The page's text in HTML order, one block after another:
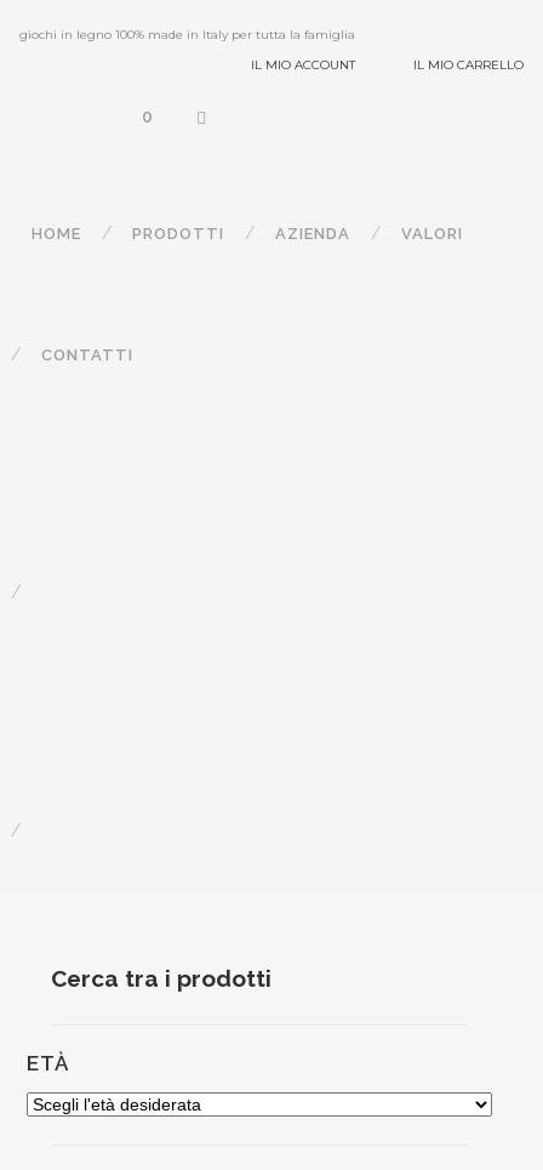
giochi in legno 100% made in Italy per tutta la famiglia
IL MIO ACCOUNT
IL MIO CARRELLO
0
HOME PRODOTTI AZIENDA VALORI
CONTATTI
Cerca tra i prodotti
ETÀ